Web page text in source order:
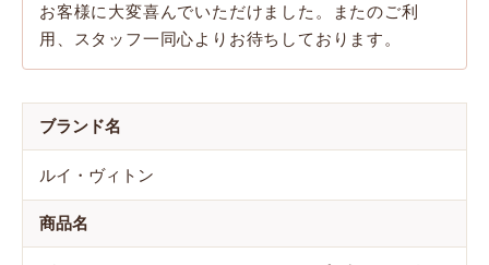
お客様に大変喜んでいただけました。またのご利
用、スタッフ一同心よりお待ちしております。
ブランド名
ルイ・ヴィトン
商品名